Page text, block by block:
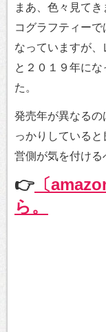
まあ、色々見て
コグラフティー
なっていますが
と２０１９年に
た。
発売年が異なるの
っかりしている
営側が気を付ける
👉 〔
ら。